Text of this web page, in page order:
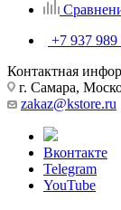
+7 937 989
Контактная
г. Самара,
zakaz@kstore.ru
Вконтакте
Telegram
YouTube